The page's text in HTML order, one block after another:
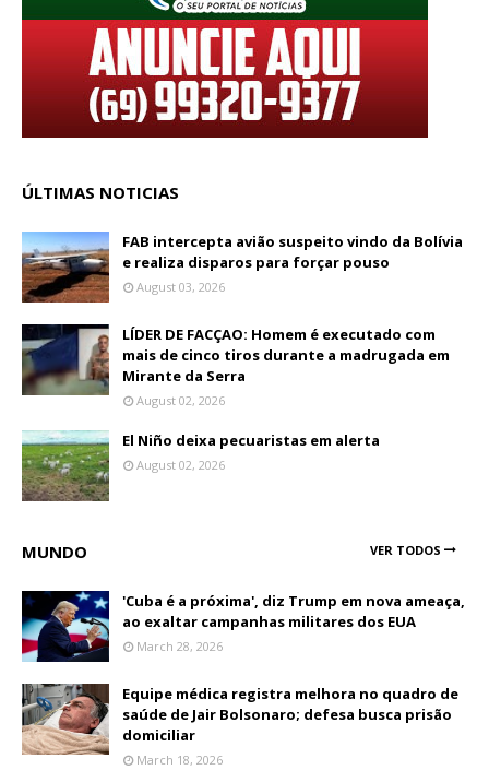
ÚLTIMAS NOTICIAS
FAB intercepta avião suspeito vindo da Bolívia
e realiza disparos para forçar pouso
August 03, 2026
LÍDER DE FACÇAO: Homem é executado com
mais de cinco tiros durante a madrugada em
Mirante da Serra
August 02, 2026
El Niño deixa pecuaristas em alerta
August 02, 2026
MUNDO VER TODOS
'Cuba é a próxima', diz Trump em nova ameaça,
ao exaltar campanhas militares dos EUA
March 28, 2026
Equipe médica registra melhora no quadro de
saúde de Jair Bolsonaro; defesa busca prisão
domiciliar
March 18, 2026